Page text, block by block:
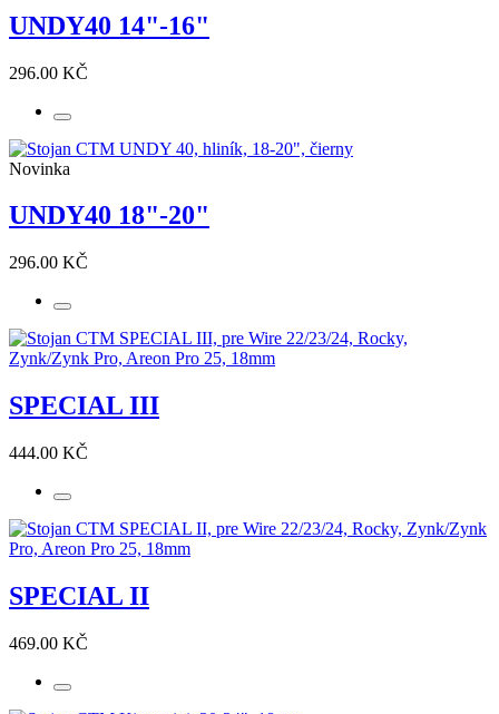
UNDY40 14"-16"
296.00 KČ
Novinka
UNDY40 18"-20"
296.00 KČ
SPECIAL III
444.00 KČ
SPECIAL II
469.00 KČ